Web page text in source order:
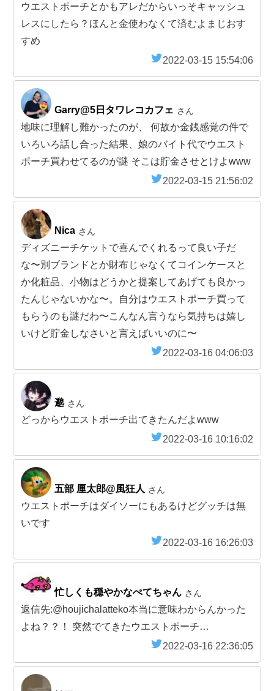
ウエストポーチとかもアレだからいっそキャッシュ
レスにしたら？ほんと金使わなくて済むよまじおす
すめ
2022-03-15 15:54:06
Garry@5日タワレコカフェ さん
地味に理解し難かったのが、 何故か金銭感覚の件で
いろいろ話し合った結果、娘のバイト代でウエスト
ポーチ買わせてるのが謎 そこは貯金させとけよwww
2022-03-15 21:56:02
Nica さん
ディズニーチケットで喜んでくれるって良い子だ
な〜別ブランドとか財布じゃなくてコインケースと
か化粧品、小物はどうかと提案してあげても良かっ
たんじゃないかな〜。自分はウエストポーチ買って
もらうのも謎だわ〜こんなん言うなら気持ちは嬉し
いけど貯金しなさいと言えばいいのに〜
2022-03-16 04:06:03
邈 さん
どっからウエストポーチ出てきたんだよwww
2022-03-16 10:16:02
五部 厘太郎@風狂人 さん
ウエストポーチはダイソーにもあるけどグッチは無
いです
2022-03-16 16:26:03
忙しくも穏やかなぺてちゃん さん
返信先:@houjichalatteko本当に意味わからんかった
よね？？！ 突然でてきたウエストポーチ…
2022-03-16 22:36:05